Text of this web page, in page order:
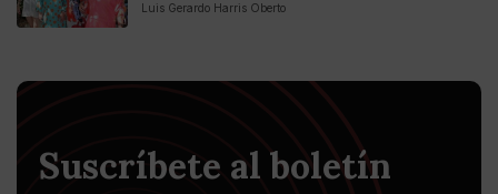
Luis Gerardo Harris Oberto
Suscríbete al boletín